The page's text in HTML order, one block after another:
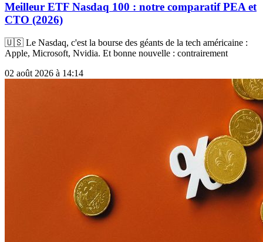
Meilleur ETF Nasdaq 100 : notre comparatif PEA et
CTO (2026)
🇺🇸 Le Nasdaq, c'est la bourse des géants de la tech américaine :
Apple, Microsoft, Nvidia. Et bonne nouvelle : contrairement
02 août 2026 à 14:14